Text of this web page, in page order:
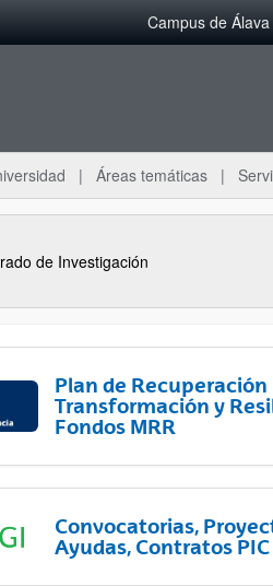
Campus de Álava
Áreas temáticas
de Investigación
Plan de Recuperación
Transformación y
Fondos MRR
Convocatorias,
Ayudas, Contratos PIC